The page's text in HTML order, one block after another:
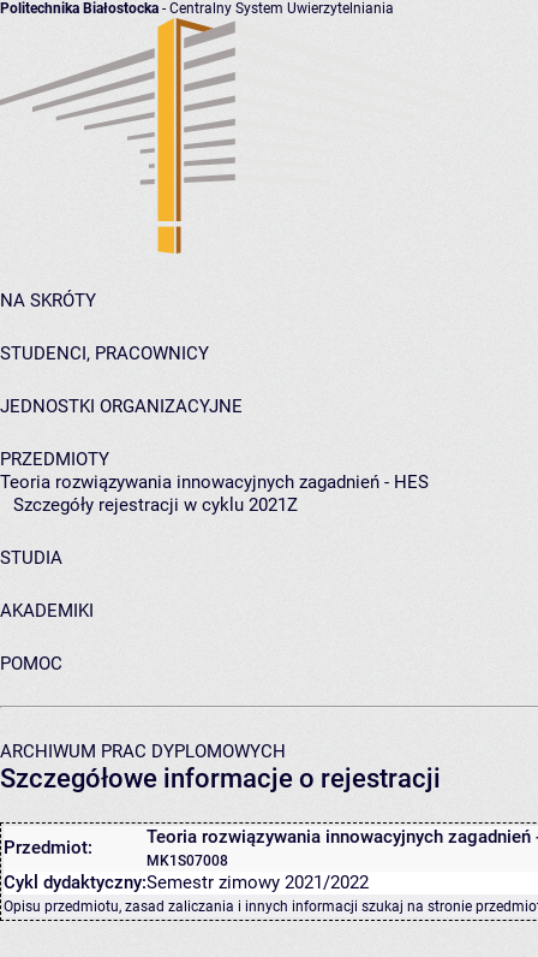
Politechnika Białostocka - Centralny System Uwierzytelniania
NA SKRÓTY
STUDENCI, PRACOWNICY
JEDNOSTKI ORGANIZACYJNE
PRZEDMIOTY
Teoria rozwiązywania innowacyjnych zagadnień - HES
Szczegóły rejestracji w cyklu 2021Z
STUDIA
AKADEMIKI
POMOC
ARCHIWUM PRAC DYPLOMOWYCH
Szczegółowe informacje o rejestracji
Przedmiot: Teoria rozwiązywania innowacyjnych zagadnień
MK1S07008
Cykl dydaktyczny:Semestr zimowy 2021/2022
Opisu przedmiotu, zasad zaliczania i innych informacji szukaj na stronie